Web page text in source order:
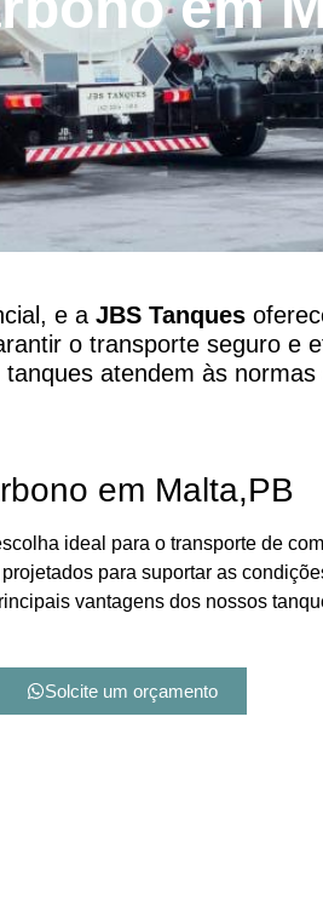
e a JBS Tanques
o transporte seguro e
atendem às
em Malta,PB
ideal para o transporte de
para suportar as
vantagens dos nossos
Solcite um orçamento